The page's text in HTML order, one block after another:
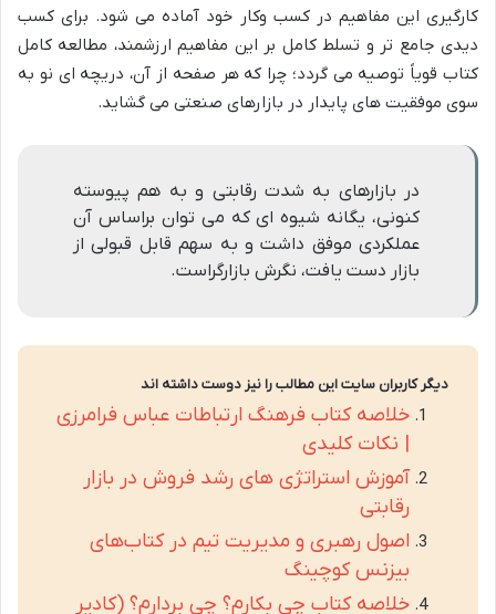
کارگیری این مفاهیم در کسب وکار خود آماده می شود. برای کسب
دیدی جامع تر و تسلط کامل بر این مفاهیم ارزشمند، مطالعه کامل
کتاب قویاً توصیه می گردد؛ چرا که هر صفحه از آن، دریچه ای نو به
سوی موفقیت های پایدار در بازارهای صنعتی می گشاید.
در بازارهای به شدت رقابتی و به هم پیوسته
کنونی، یگانه شیوه ای که می توان براساس آن
عملکردی موفق داشت و به سهم قابل قبولی از
بازار دست یافت، نگرش بازارگراست.
دیگر کاربران سایت این مطالب را نیز دوست داشته اند
خلاصه کتاب فرهنگ ارتباطات عباس فرامرزی
| نکات کلیدی
آموزش استراتژی های رشد فروش در بازار
رقابتی
اصول رهبری و مدیریت تیم در کتاب‌های
بیزنس کوچینگ
خلاصه کتاب چی بکارم؟ چی بردارم؟ (کادیر